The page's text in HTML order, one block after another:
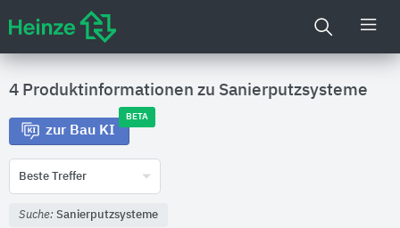
4 Produktinformationen zu Sanierputzsysteme
zur Bau KI
BETA
Beste Treffer
Suche: Sanierputzsysteme